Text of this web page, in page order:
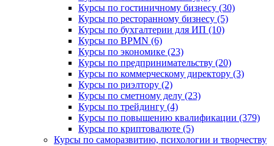
Курсы по гостиничному бизнесу (30)
Курсы по ресторанному бизнесу (5)
Курсы по бухгалтерии для ИП (10)
Курсы по BPMN (6)
Курсы по экономике (23)
Курсы по предпринимательству (20)
Курсы по коммерческому директору (3)
Курсы по риэлтору (2)
Курсы по сметному делу (23)
Курсы по трейдингу (4)
Курсы по повышению квалификации (379)
Курсы по криптовалюте (5)
Курсы по саморазвитию, психологии и творчеству